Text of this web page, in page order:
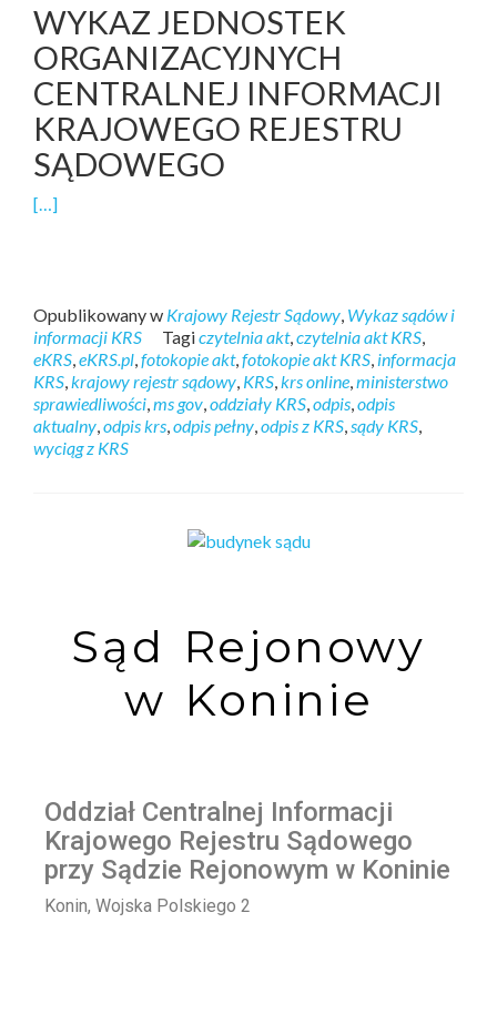
WYKAZ JEDNOSTEK
ORGANIZACYJNYCH
CENTRALNEJ INFORMACJI
KRAJOWEGO REJESTRU
SĄDOWEGO
[…]
Opublikowany w Krajowy Rejestr Sądowy, Wykaz sądów i
informacji KRS
Tagiczytelnia akt,czytelnia akt KRS,
eKRS,eKRS.pl,fotokopie akt,fotokopie akt KRS, informacja
KRS,krajowy rejestr sądowy, KRS,krs online,ministerstwo
sprawiedliwości,ms gov,oddziały KRS,odpis,odpis
aktualny,odpis krs,odpis pełny,odpis z KRS,sądy KRS,
wyciąg z KRS
Sąd Rejonowy
w Koninie
Oddział Centralnej Informacji
Krajowego Rejestru Sądowego
przy Sądzie Rejonowym w Koninie
Konin, Wojska Polskiego 2